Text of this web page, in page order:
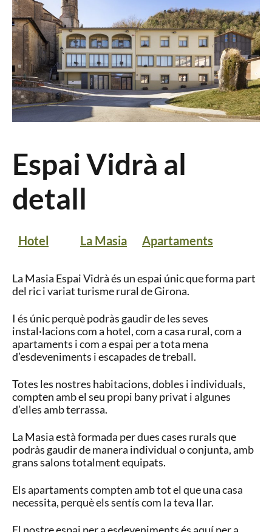
Espai Vidrà al
detall
Hotel La Masia Apartaments
La Masia Espai Vidrà és un espai únic que forma part
del ric i variat turisme rural de Girona.
I és únic perquè podràs gaudir de les seves
instal·lacions com a hotel, com a casa rural, com a
apartaments i com a espai per a tota mena
d’esdeveniments i escapades de treball.
Totes les nostres habitacions, dobles i individuals,
compten amb el seu propi bany privat i algunes
d’elles amb terrassa.
La Masia està formada per dues cases rurals que
podràs gaudir de manera individual o conjunta, amb
grans salons totalment equipats.
Els apartaments compten amb tot el que una casa
necessita, perquè els sentís com la teva llar.